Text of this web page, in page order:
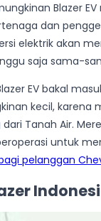
Blazer
dan
elektrik akan
saja sama-
EV bakal
kecil, karena
Tanah Air.
untuk
pelanggan